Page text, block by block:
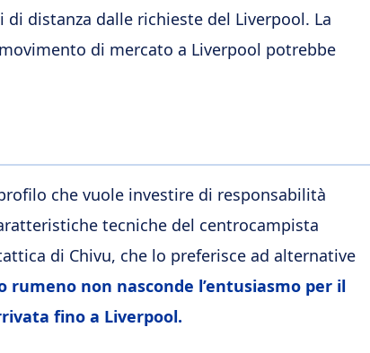
distanza dalle richieste del Liverpool. La
di mercato a Liverpool potrebbe
che vuole investire di responsabilità
tecniche del centrocampista
di Chivu, che lo preferisce ad alternative
rumeno non nasconde l’entusiasmo per il
fino a Liverpool.